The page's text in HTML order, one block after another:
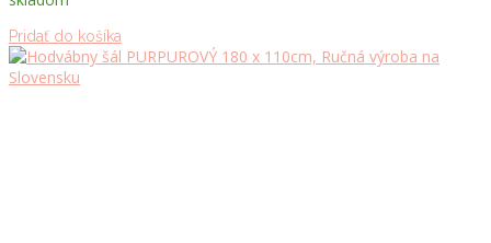
Pridať do košíka